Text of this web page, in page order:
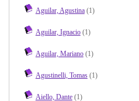
Aguilar, Agustina(1)
Aguilar, Ignacio(1)
Aguilar, Mariano(1)
Agustinelli, Tomas(1)
Aiello, Dante(1)